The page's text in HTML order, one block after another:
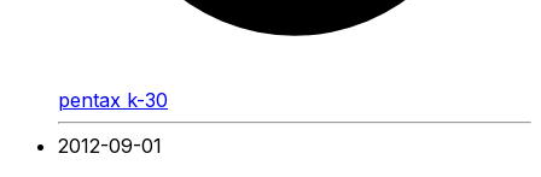
pentax k-30
2012-09-01